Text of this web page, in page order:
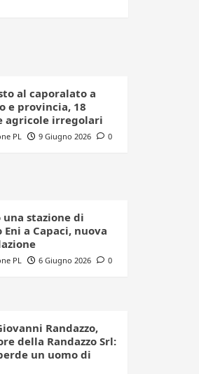
al caporalato a
e provincia, 18
agricole irregolari
PL 9 Giugno 2026 0
una stazione di
Eni a Capaci, nuova
PL 6 Giugno 2026 0
Randazzo,
della Randazzo Srl:
un uomo di